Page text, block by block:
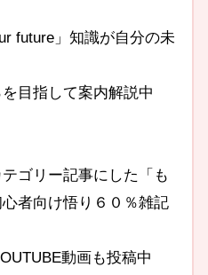
future」知識が自分の未
目指して案内解説中
ゴリー記事にした「も
者向け悟り６０％雑記
動画も投稿中